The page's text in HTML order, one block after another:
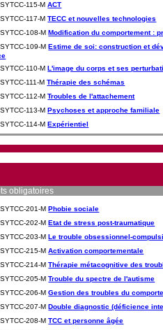
115-MACT
117-MTECC et nouvelles technologies
108-MModification du comportement :
109-MEstime de soi: construction et
110-ML'image du corps et ses
111-MThérapie des schémas
112-MTroubles de l'attachement
113-MPsychoses et approche familiale
114-MExpérientiel
obligatoires
201-MPhobie sociale
202-MEtat de stress post-traumatique
203-MLe trouble obsessionnel-
215-MActivation comportementale
214-MThérapie métacognitive des
205-MTrouble du spectre de l'autisme
206-MGestion des troubles du
207-MDouble diagnostic (déficience
208-MTCC et personne âgée